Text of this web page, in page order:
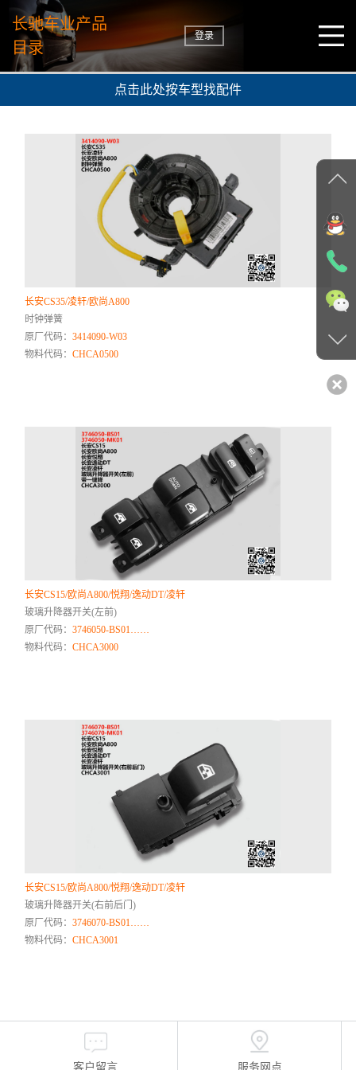
长驰车业产品
目录
登录
点击此处按车型找配件
长安CS35/凌轩/欧尚A800
时钟弹簧
原厂代码：3414090-W03
物料代码：CHCA0500
长安CS15/欧尚A800/悦翔/逸动DT/凌轩
玻璃升降器开关(左前)
原厂代码：3746050-BS01……
物料代码：CHCA3000
长安CS15/欧尚A800/悦翔/逸动DT/凌轩
玻璃升降器开关(右前后门)
原厂代码：3746070-BS01……
物料代码：CHCA3001
客户留言 服务网点